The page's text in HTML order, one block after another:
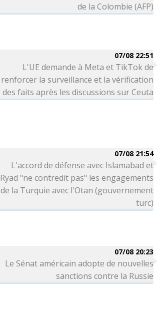
de la Colombie (AFP)
07/08 22:51
L'UE demande à Meta et TikTok de
renforcer la surveillance et la vérification
des faits après les discussions sur Ceuta
07/08 21:54
L'accord de défense avec Islamabad et
Ryad "ne contredit pas" les engagements
de la Turquie avec l'Otan (gouvernement
turc)
07/08 20:23
Le Sénat américain adopte de nouvelles
sanctions contre la Russie